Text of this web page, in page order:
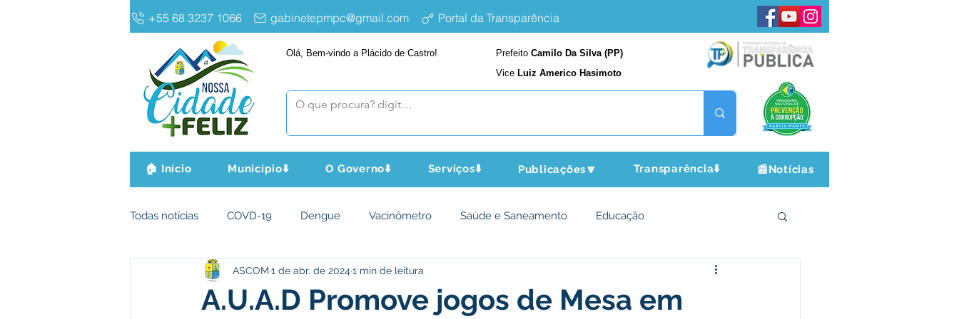
+55 68 3237 1066 gabinetepmpc@gmail.com Portal da Transparência
Olá, Bem-vindo a Plácido de Castro! Prefeito Camilo Da Silva (PP)
Vice Luiz Americo Hasimoto
🏠 Início Município⬇️ O Governo⬇️ Serviços⬇️ Publicações🔽 Transparência⬇️ 📰Notícias
Todas notícias COVD-19 Dengue Vacinômetro Saúde e Saneamento Educação
Infraestrutura e Obras Agricultura e Meio Ambiente
A.U.A.D Promove jogos de Mesa em
ASCOM 1 de abr. de 20241 min de leitura